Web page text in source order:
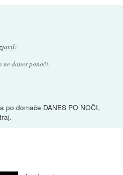
:
danes ponoči.
po domače DANES PO NOČI,